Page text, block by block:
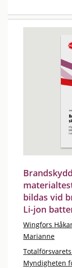
bildas vid
Li-jon
Wingfors
Marianne
Myndigheten